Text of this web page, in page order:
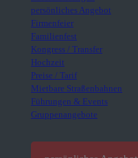
persönliches Angebot
Firmenfeier
Familienfest
Kongress / Transfer
Hochzeit
Preise / Tarif
Mietbare Straßenbahnen
Führungen & Events
Gruppenangebote